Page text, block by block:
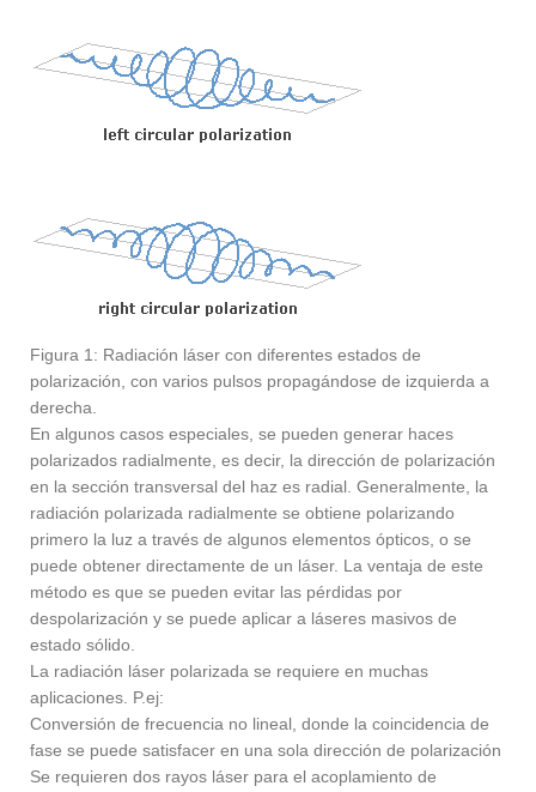
Figura 1: Radiación láser con diferentes estados de
polarización, con varios pulsos propagándose de izquierda a
derecha.
En algunos casos especiales, se pueden generar haces
polarizados radialmente, es decir, la dirección de polarización
en la sección transversal del haz es radial. Generalmente, la
radiación polarizada radialmente se obtiene polarizando
primero la luz a través de algunos elementos ópticos, o se
puede obtener directamente de un láser. La ventaja de este
método es que se pueden evitar las pérdidas por
despolarización y se puede aplicar a láseres masivos de
estado sólido.
La radiación láser polarizada se requiere en muchas
aplicaciones. P.ej:
Conversión de frecuencia no lineal, donde la coincidencia de
fase se puede satisfacer en una sola dirección de polarización
Se requieren dos rayos láser para el acoplamiento de